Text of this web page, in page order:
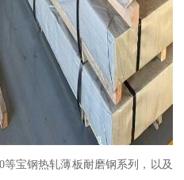
等宝钢热轧薄板耐磨钢系列，以及